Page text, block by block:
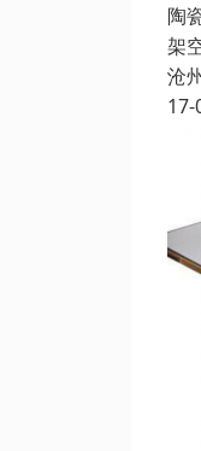
陶
架
沧
17-